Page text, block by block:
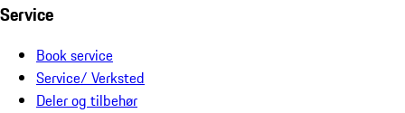
Service
Book service
Service/ Verksted
Deler og tilbehør